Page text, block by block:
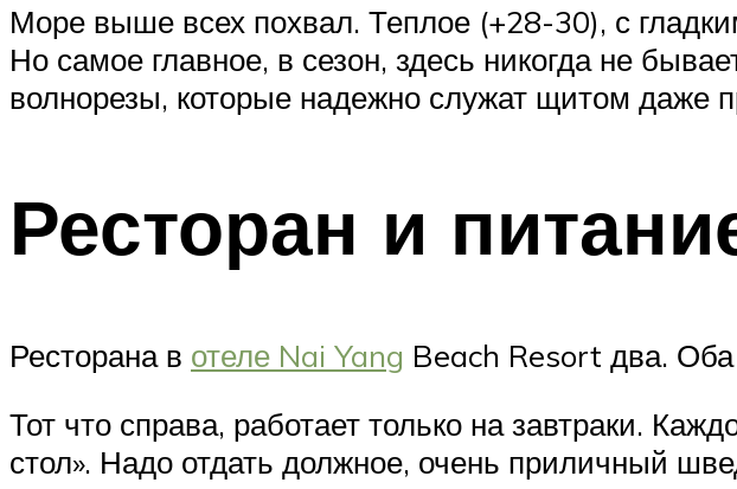
Море выше всех похвал. Теплое (+28-30), с
Но самое главное, в сезон, здесь никогда не
волнорезы, которые надежно служат щитом даже
Ресторан и
Ресторана в отеле Nai Yang Beach Resort два.
Тот что справа, работает только на завтраки.
стол». Надо отдать должное, очень приличный